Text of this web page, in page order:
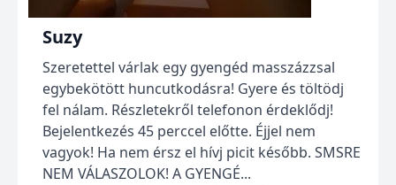
Suzy
Szeretettel várlak egy gyengéd masszázzsal
egybekötött huncutkodásra! Gyere és töltödj
fel nálam. Részletekről telefonon érdeklődj!
Bejelentkezés 45 perccel előtte. Éjjel nem
vagyok! Ha nem érsz el hívj picit később. SMSRE
NEM VÁLASZOLOK! A GYENGÉ...